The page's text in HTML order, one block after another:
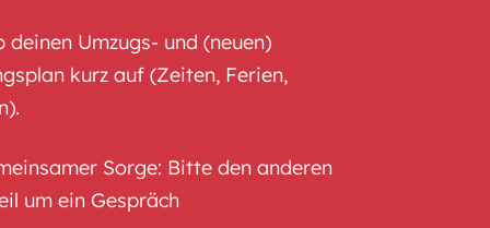
deinen Umzugs- und (neuen)
kurz auf (Zeiten, Ferien,
Sorge: Bitte den anderen
um ein Gespräch